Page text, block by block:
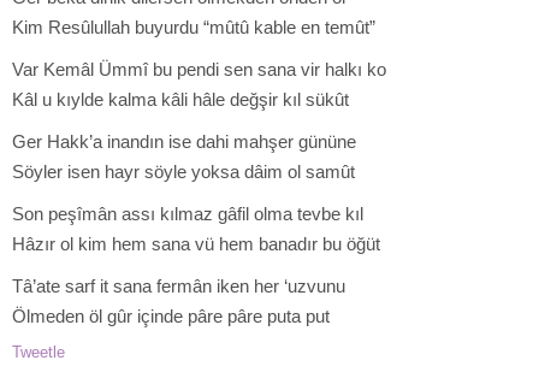
Kim Resûlullah buyurdu “mûtû kable en temût”
Var Kemâl Ümmî bu pendi sen sana vir halkı ko
Kâl u kıylde kalma kâli hâle değşir kıl sükût
Ger Hakk’a inandın ise dahi mahşer gününe
Söyler isen hayr söyle yoksa dâim ol samût
Son peşîmân assı kılmaz gâfil olma tevbe kıl
Hâzır ol kim hem sana vü hem banadır bu öğüt
Tâ’ate sarf it sana fermân iken her ‘uzvunu
Ölmeden öl gûr içinde pâre pâre puta put
Tweetle